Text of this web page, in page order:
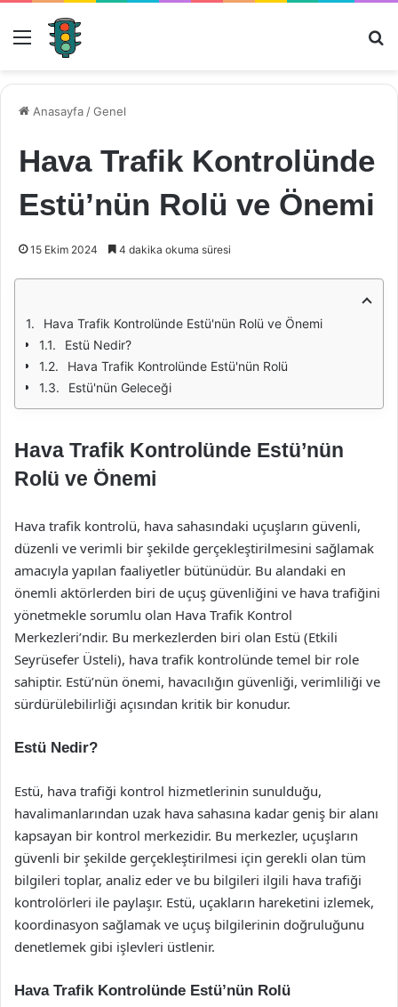
Menü
Anasayfa /Genel
Hava Trafik Kontrolünde
Estü’nün Rolü ve Önemi
15 Ekim 2024 4 dakika okuma süresi
Hava Trafik Kontrolünde Estü'nün Rolü ve Önemi
Estü Nedir?
Hava Trafik Kontrolünde Estü'nün Rolü
Estü'nün Geleceği
Hava Trafik Kontrolünde Estü’nün
Rolü ve Önemi
Hava trafik kontrolü, hava sahasındaki uçuşların güvenli,
düzenli ve verimli bir şekilde gerçekleştirilmesini sağlamak
amacıyla yapılan faaliyetler bütünüdür. Bu alandaki en
önemli aktörlerden biri de uçuş güvenliğini ve hava trafiğini
yönetmekle sorumlu olan Hava Trafik Kontrol
Merkezleri’ndir. Bu merkezlerden biri olan Estü (Etkili
Seyrüsefer Üsteli), hava trafik kontrolünde temel bir role
sahiptir. Estü’nün önemi, havacılığın güvenliği, verimliliği ve
sürdürülebilirliği açısından kritik bir konudur.
Estü Nedir?
Estü, hava trafiği kontrol hizmetlerinin sunulduğu,
havalimanlarından uzak hava sahasına kadar geniş bir alanı
kapsayan bir kontrol merkezidir. Bu merkezler, uçuşların
güvenli bir şekilde gerçekleştirilmesi için gerekli olan tüm
bilgileri toplar, analiz eder ve bu bilgileri ilgili hava trafiği
kontrolörleri ile paylaşır. Estü, uçakların hareketini izlemek,
koordinasyon sağlamak ve uçuş bilgilerinin doğruluğunu
denetlemek gibi işlevleri üstlenir.
Hava Trafik Kontrolünde Estü’nün Rolü